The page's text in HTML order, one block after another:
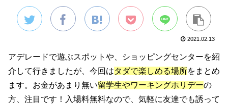
2021.02.13
アデレードで遊ぶスポットや、ショッピングセンターを紹
介して行きましたが、今回はタダで楽しめる場所をまとめ
ます。お金があまり無い留学生やワーキングホリデーの
方、注目です！入場料無料なので、気軽に友達でも誘って